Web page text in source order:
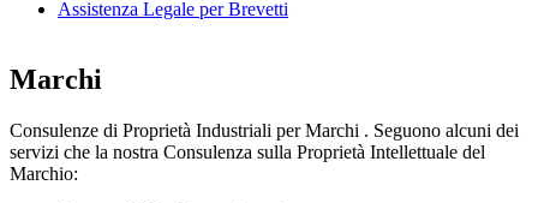
Assistenza Legale per Brevetti
Marchi
Consulenze di Proprietà Industriali per Marchi . Seguono alcuni dei
servizi che la nostra Consulenza sulla Proprietà Intellettuale del
Marchio: